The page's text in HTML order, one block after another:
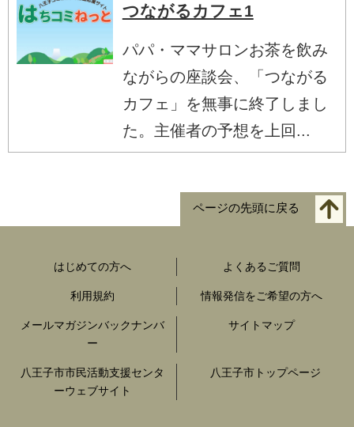
つながるカフェ1
パパ・ママサロンお茶を飲み
ながらの座談会、「つながる
カフェ」を無事に終了しまし
た。主催者の予想を上回...
ページの先頭に戻る
はじめての方へ よくあるご質問
利用規約 情報発信をご希望の方へ
メールマガジンバックナンバ
ー
サイトマップ
八王子市市民活動支援センタ
ーウェブサイト
八王子市トップページ